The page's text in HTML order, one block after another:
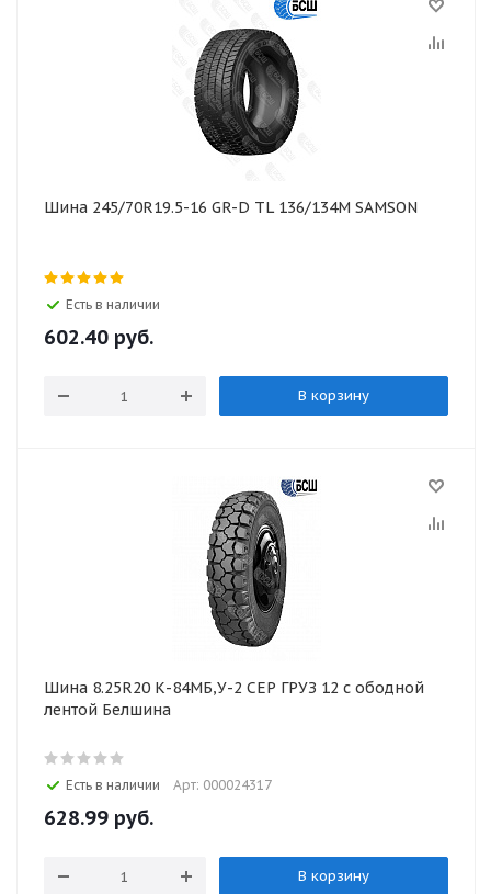
Шина 245/70R19.5-16 GR-D TL 136/134M SAMSON
Есть в наличии
602.40 руб.
В корзину
Шина 8.25R20 К-84МБ,У-2 СЕР ГРУЗ 12 с ободной
лентой Белшина
Есть в наличии Арт: 000024317
628.99 руб.
В корзину